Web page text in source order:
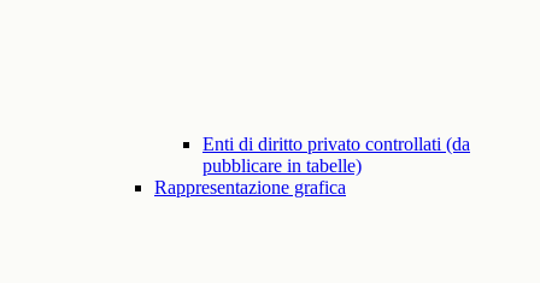
Enti di diritto privato controllati (da
pubblicare in tabelle)
Rappresentazione grafica